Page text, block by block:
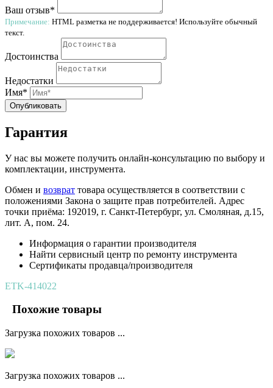
Ваш отзыв*
Примечание: HTML разметка не поддерживается! Используйте обычный
текст.
Достоинства
Недостатки
Имя*
Опубликовать
Гарантия
У нас вы можете получить онлайн-консультацию по выбору и
комплектации, инструмента.
Обмен и возврат товара осуществляется в соответствии с
положениями Закона о защите прав потребителей. Адрес
точки приёма: 192019, г. Санкт-Петербург, ул. Смоляная, д.15,
лит. А, пом. 24.
Информация о гарантии производителя
Найти сервисный центр по ремонту инструмента
Сертификаты продавца/производителя
ETK-414022
Похожие товары
Загрузка похожих товаров ...
Загрузка похожих товаров ...